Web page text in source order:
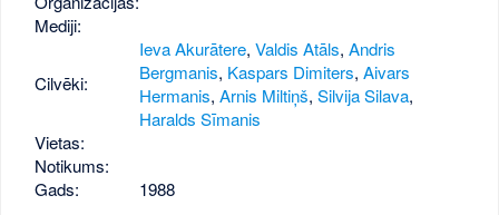
Mediji:
Cilvēki:
Ieva Akurātere,Valdis Atāls,Andris
Bergmanis, Kaspars Dimiters,Aivars
Hermanis,Arnis Miltiņš,Silvija Silava,
Haralds Sīmanis
Vietas:
Notikums:
Gads:
1988